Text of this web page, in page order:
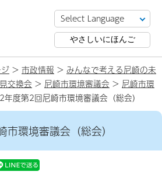
やさしいにほんご
> 市政情報 > みんなで考える尼崎の未
交換会 > 尼崎市環境審議会 > 尼崎市環
度第2回尼崎市環境審議会（総会）
環境審議会（総会）